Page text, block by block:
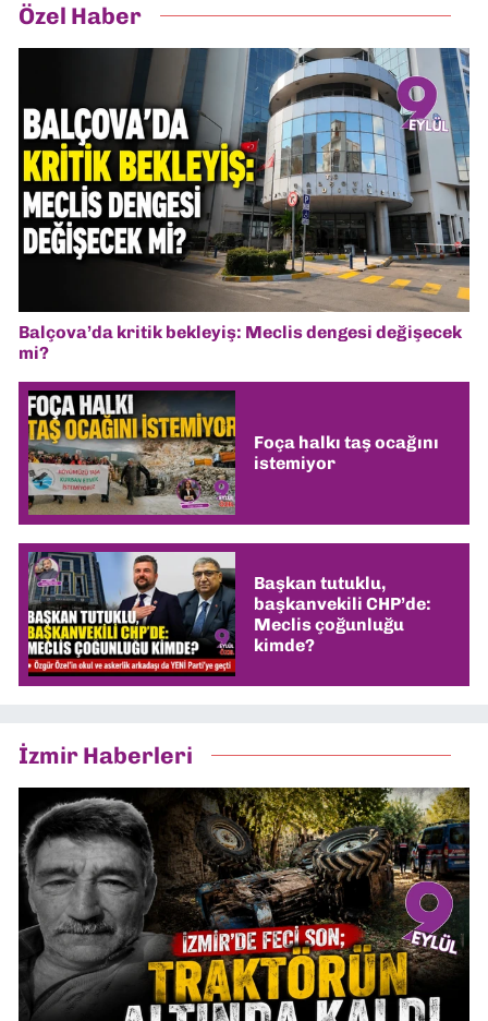
Özel Haber
Balçova’da kritik bekleyiş: Meclis dengesi değişecek
mi?
Foça halkı taş ocağını
istemiyor
Başkan tutuklu,
başkanvekili CHP’de:
Meclis çoğunluğu
kimde?
İzmir Haberleri